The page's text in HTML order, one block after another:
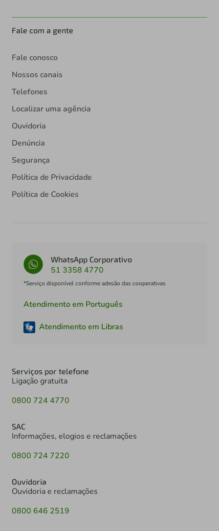
Fale com a gente
Fale conosco
Nossos canais
Telefones
Localizar uma agência
Ouvidoria
Denúncia
Segurança
Política de Privacidade
Política de Cookies
WhatsApp Corporativo
51 3358 4770
*Serviço disponível conforme adesão das cooperativas
Atendimento em Português
Atendimento em Libras
Serviços por telefone
Ligação gratuita
0800 724 4770
SAC
Informações, elogios e reclamações
0800 724 7220
Ouvidoria
Ouvidoria e reclamações
0800 646 2519